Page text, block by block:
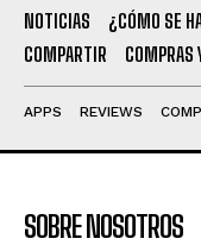
NOTICIAS ¿CÓMO SE
COMPARTIR
COMPRAS
APPS REVIEWS
SOBRE NOSOTROS